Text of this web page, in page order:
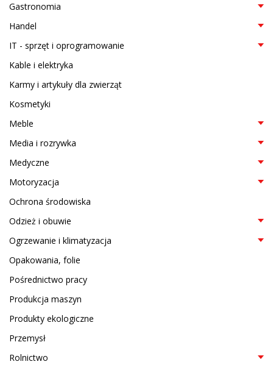
Gastronomia
Handel
IT - sprzęt i oprogramowanie
Kable i elektryka
Karmy i artykuły dla zwierząt
Kosmetyki
Meble
Media i rozrywka
Medyczne
Motoryzacja
Ochrona środowiska
Odzież i obuwie
Ogrzewanie i klimatyzacja
Opakowania, folie
Pośrednictwo pracy
Produkcja maszyn
Produkty ekologiczne
Przemysł
Rolnictwo